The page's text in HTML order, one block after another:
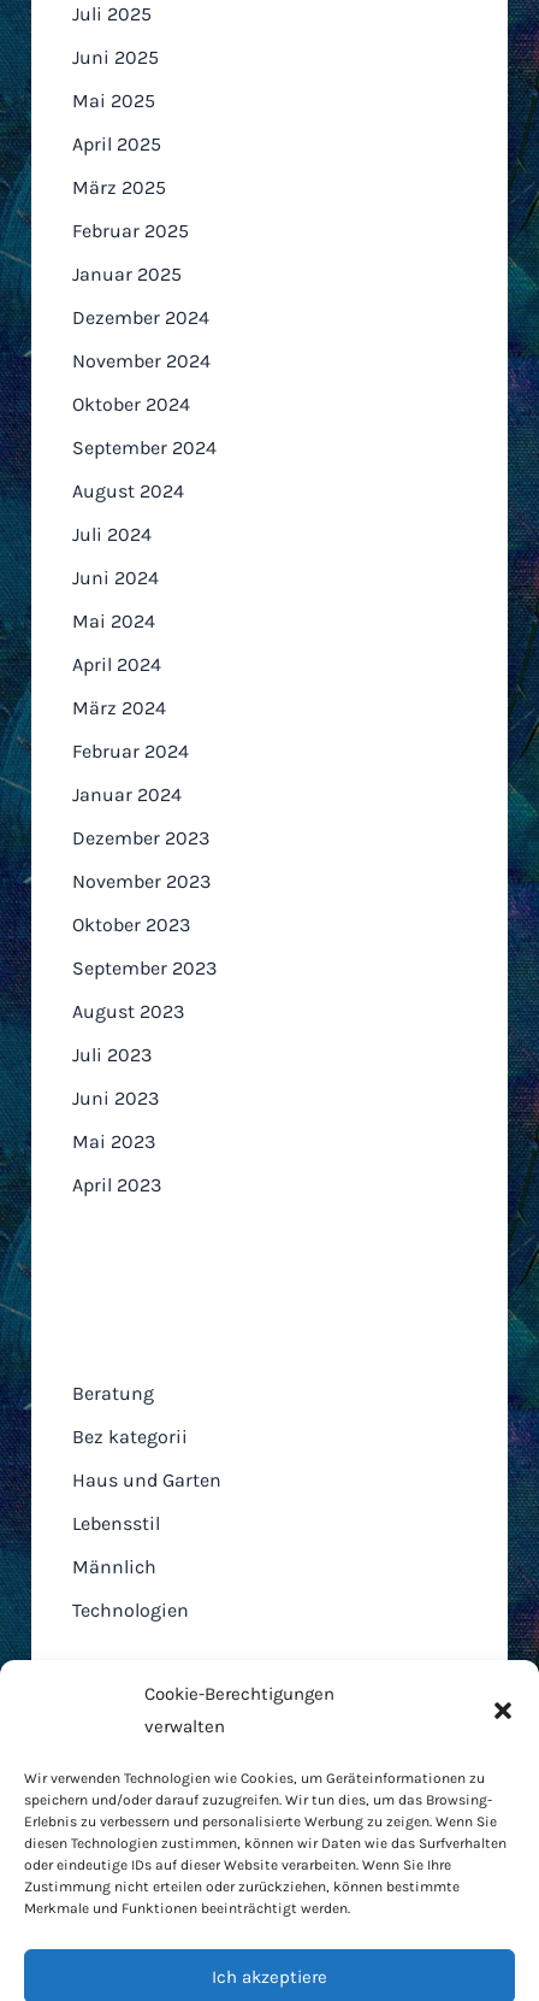
Cookie-Berechtigungen
verwalten
Wir verwenden Technologien wie Cookies, um Geräteinformationen zu
speichern und/oder darauf zuzugreifen. Wir tun dies, um das Browsing-
Erlebnis zu verbessern und personalisierte Werbung zu zeigen. Wenn Sie
diesen Technologien zustimmen, können wir Daten wie das Surfverhalten
oder eindeutige IDs auf dieser Website verarbeiten. Wenn Sie Ihre
Zustimmung nicht erteilen oder zurückziehen, können bestimmte
Merkmale und Funktionen beeinträchtigt werden.
Ich akzeptiere
Juli 2025
Juni 2025
Mai 2025
April 2025
März 2025
Februar 2025
Januar 2025
Dezember 2024
November 2024
Oktober 2024
September 2024
August 2024
Juli 2024
Juni 2024
Mai 2024
April 2024
März 2024
Februar 2024
Januar 2024
Dezember 2023
November 2023
Oktober 2023
September 2023
August 2023
Juli 2023
Juni 2023
Mai 2023
April 2023
Beratung
Bez kategorii
Haus und Garten
Lebensstil
Männlich
Technologien
AGB
Cookie-Richtlinie
Datenschutzbestimmungen
RODO
Kontakt
Haus und Garten
Lebensstil